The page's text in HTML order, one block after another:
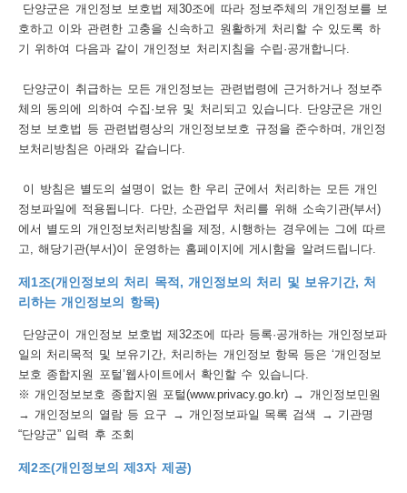
용
정
보
재
정
보
업
훈
련
정
업
도
우
미
터
안
내
단양군은 개인정보 보호법 제30조에 따라 정보주체의 개인정보를 보
호하고 이와 관련한 고충을 신속하고 원활하게 처리할 수 있도록 하
기 위하여 다음과 같이 개인정보 처리지침을 수립·공개합니다.
단양군이 취급하는 모든 개인정보는 관련법령에 근거하거나 정보주
체의 동의에 의하여 수집·보유 및 처리되고 있습니다. 단양군은 개인
정보 보호법 등 관련법령상의 개인정보보호 규정을 준수하며, 개인정
보처리방침은 아래와 같습니다.
이 방침은 별도의 설명이 없는 한 우리 군에서 처리하는 모든 개인
정보파일에 적용됩니다. 다만, 소관업무 처리를 위해 소속기관(부서)
에서 별도의 개인정보처리방침을 제정, 시행하는 경우에는 그에 따르
고, 해당기관(부서)이 운영하는 홈페이지에 게시함을 알려드립니다.
제1조(개인정보의 처리 목적, 개인정보의 처리 및 보유기간, 처
리하는 개인정보의 항목)
단양군이 개인정보 보호법 제32조에 따라 등록·공개하는 개인정보파
일의 처리목적 및 보유기간, 처리하는 개인정보 항목 등은 ‘개인정보
보호 종합지원 포털’웹사이트에서 확인할 수 있습니다.
※ 개인정보보호 종합지원 포털(www.privacy.go.kr) → 개인정보민원
→ 개인정보의 열람 등 요구 → 개인정보파일 목록 검색 → 기관명
“단양군” 입력 후 조회
제2조(개인정보의 제3자 제공)
사
이
트
메
뉴